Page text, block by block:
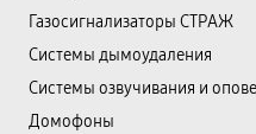
Газосигнализаторы СТРАЖ
Системы дымоудаления
Системы озвучивания и
Домофоны